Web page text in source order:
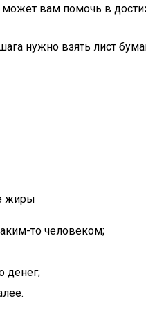
может вам помочь в
нужно взять лист
жиры
то человеком;
денег;